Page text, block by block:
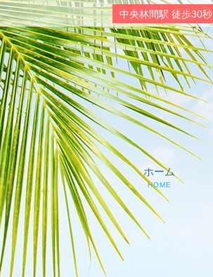
中央林間駅 徒歩30秒
ホーム
HOME